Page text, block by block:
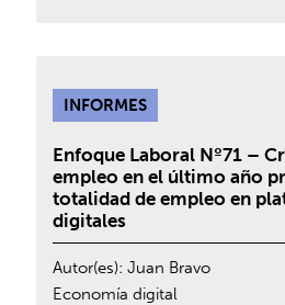
INFORMES
Enfoque Laboral Nº71 –
empleo en el último año
totalidad de empleo en
digitales
Autor(es):Juan Bravo
Economía digital